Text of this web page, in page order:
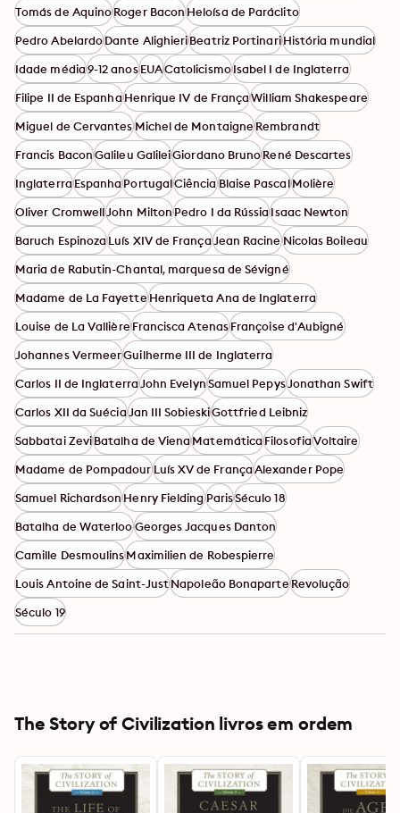
Tomás de AquinoRoger BaconHeloísa de Paráclito
Pedro AbelardoDante AlighieriBeatriz PortinariHistória mundial
Idade média9-12 anos EUACatolicismoIsabel I de Inglaterra
Filipe II de EspanhaHenrique IV de FrançaWilliam Shakespeare
Miguel de CervantesMichel de MontaigneRembrandt
Francis BaconGalileu GalileiGiordano BrunoRené Descartes
InglaterraEspanhaPortugalCiênciaBlaise PascalMolière
Oliver CromwellJohn MiltonPedro I da RússiaIsaac Newton
Baruch EspinozaLuís XIV de FrançaJean RacineNicolas Boileau
Maria de Rabutin-Chantal, marquesa de Sévigné
Madame de La FayetteHenriqueta Ana de Inglaterra
Louise de La VallièreFrancisca AtenasFrançoise d'Aubigné
Johannes VermeerGuilherme III de Inglaterra
Carlos II de InglaterraJohn EvelynSamuel PepysJonathan Swift
Carlos XII da SuéciaJan III SobieskiGottfried Leibniz
Sabbatai ZeviBatalha de VienaMatemáticaFilosofiaVoltaire
Madame de PompadourLuís XV de FrançaAlexander Pope
Samuel RichardsonHenry FieldingParisSéculo 18
Batalha de WaterlooGeorges Jacques Danton
Camille DesmoulinsMaximilien de Robespierre
Louis Antoine de Saint-JustNapoleão BonaparteRevolução
Século 19
The Story of Civilization livros em ordem